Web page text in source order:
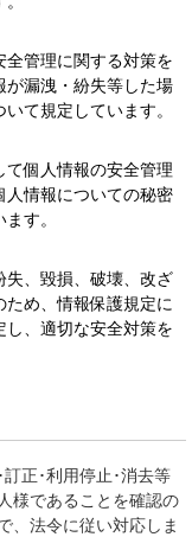
管理に関する対策を
が漏洩・紛失等した場
て規定しています。
個人情報の安全管理
人情報についての秘密
す。
失、毀損、破壊、改ざ
ため、情報保護規定に
し、適切な安全対策を
正･利用停止･消去等
様であることを確認の
、法令に従い対応しま